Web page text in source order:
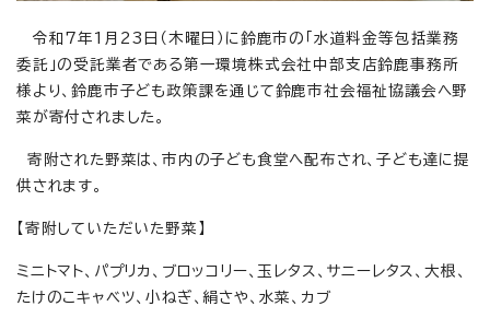
令和7年1月23日（木曜日）に鈴鹿市の「水道料金等包括業務
委託」の受託業者である第一環境株式会社中部支店鈴鹿事務所
様より、鈴鹿市子ども政策課を通じて鈴鹿市社会福祉協議会へ野
菜が寄付されました。
寄附された野菜は、市内の子ども食堂へ配布され、子ども達に提
供されます。
【寄附していただいた野菜】
ミニトマト、パプリカ、ブロッコリー、玉レタス、サニーレタス、大根、
たけのこキャベツ、小ねぎ、絹さや、水菜、カブ